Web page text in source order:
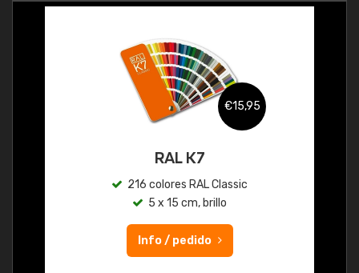
€15,95
RAL K7
216 colores RAL Classic
5 x 15 cm, brillo
Info / pedido